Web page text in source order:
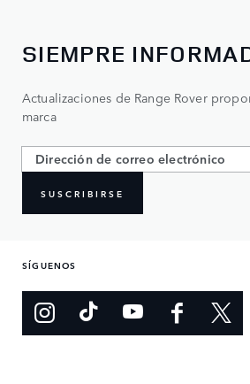
SIEMPRE
Actualizaciones de Range Rover
marca
SUSCRIBIRSE
SÍGUENOS